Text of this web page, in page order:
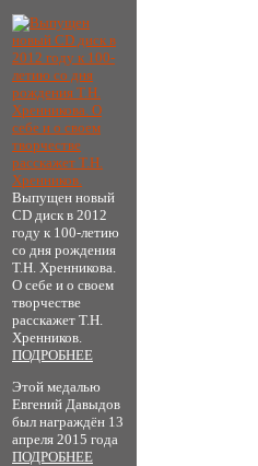
Выпущен новый
CD диск в 2012
году к 100-летию
со дня рождения
Т.Н. Хренникова.
О себе и о своем
творчестве
расскажет Т.Н.
Хренников.
ПОДРОБНЕЕ
Этой медалью
Евгений Давыдов
был награждён 13
апреля 2015 года
ПОДРОБНЕЕ